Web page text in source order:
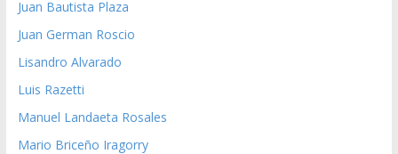
Juan Bautista Plaza
Juan German Roscio
Lisandro Alvarado
Luis Razetti
Manuel Landaeta Rosales
Mario Briceño Iragorry